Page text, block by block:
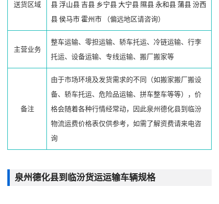
送货区域
县浮山县吉县 乡宁县大宁县 隰县永和县蒲县汾西
县侯马市 霍州市 （偏远地区请咨询）
主营业务
整车运输、零担运输、轿车托运、冷链运输、行李
托运、设备运输、专线运输、搬厂搬家等
备注
由于市场环境及发货需求的不同（如搬家搬厂搬设
备、轿车托运、危险品运输、拼车整车等等），价
格会随着各种行情经常动，因此泉州德化县到临汾
物流运费价格表仅供参考，如需了解资费请来电咨
询
泉州德化县到临汾货运运输车辆规格